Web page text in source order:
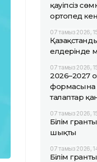
қауіпсіз
ортопед
07 тамыз 2026,
елдерінде
07 тамыз 2026,
2026–2027
формасына
талаптар
07 тамыз 2026,
Білім
шықты
07 тамыз 2026,
Білім